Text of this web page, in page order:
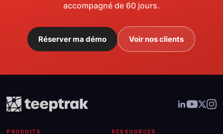
accompagné de 60 jours.
Réserver ma démo Voir nos clients
PRODUITS RESSOURCES